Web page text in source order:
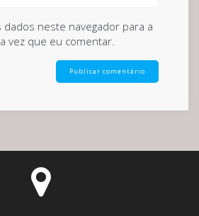
dados neste navegador para a
vez que eu comentar.